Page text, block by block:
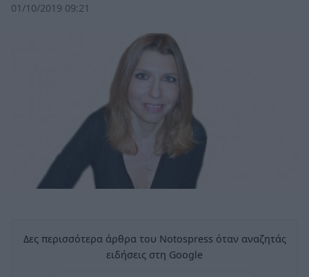
01/10/2019 09:21
Δες περισσότερα άρθρα του Notospress όταν αναζητάς
ειδήσεις στη Google